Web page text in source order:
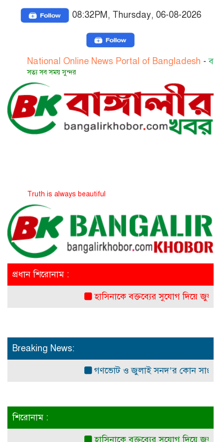
08:32PM, Thursday, 06-08-2026
Online News Portal of Bangladesh-
সব সময় সুন্দর
is always beautiful
প্রধান শিরোনাম :
হাসিনাকে বক্তব্যের সুযোগ দিয়ে জুলাই
Breaking News:
গণভোট ও জুলাই সনদ’র কোন
শিরোনাম :
হাসিনাকে বক্তব্যের সুযোগ দিয়ে জুলাই